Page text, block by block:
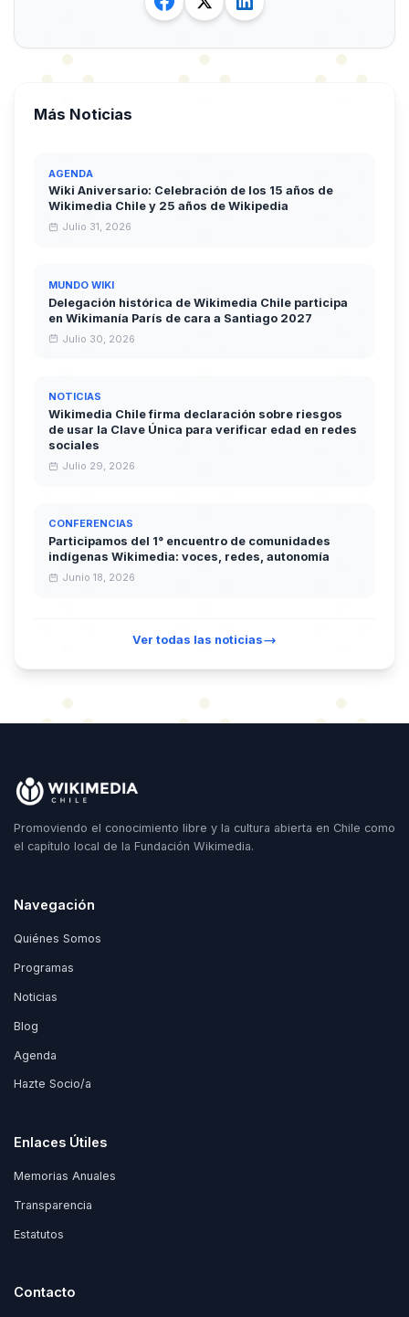
Más Noticias
AGENDA
Wiki Aniversario: Celebración de los 15 años de
Wikimedia Chile y 25 años de Wikipedia
Julio 31, 2026
MUNDO WIKI
Delegación histórica de Wikimedia Chile participa
en Wikimanía París de cara a Santiago 2027
Julio 30, 2026
NOTICIAS
Wikimedia Chile firma declaración sobre riesgos
de usar la Clave Única para verificar edad en redes
sociales
Julio 29, 2026
CONFERENCIAS
Participamos del 1° encuentro de comunidades
indígenas Wikimedia: voces, redes, autonomía
Junio 18, 2026
Ver todas las noticias
Promoviendo el conocimiento libre y la cultura abierta en Chile como
el capítulo local de la Fundación Wikimedia.
Navegación
Quiénes Somos
Programas
Noticias
Blog
Agenda
Hazte Socio/a
Enlaces Útiles
Memorias Anuales
Transparencia
Estatutos
Contacto